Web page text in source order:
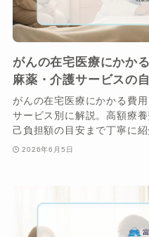
がんの在宅医療にかか
麻薬・介護サービスの
がんの在宅医療にかかる費
サービス別に解説。高額療
己負担額の目安まで丁寧に紹
2026年6月5日